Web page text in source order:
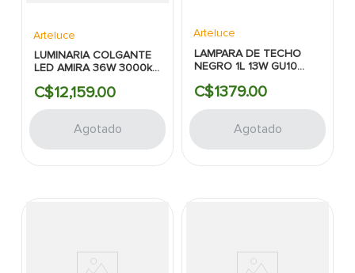
Arteluce
LUMINARIA COLGANTE
LED AMIRA 36W 3000k
DESIGNERS
C$12,159.00
Agotado
Arteluce
LAMPARA DE TECHO
NEGRO 1L 13W GU10
C$1379.00
Agotado